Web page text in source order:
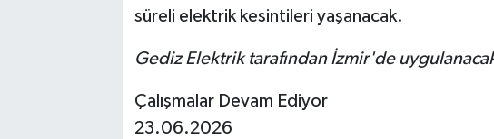
süreli elektrik kesintileri yaşanacak.
Gediz Elektrik tarafından İzmir'de
Çalışmalar Devam Ediyor
23.06.2026